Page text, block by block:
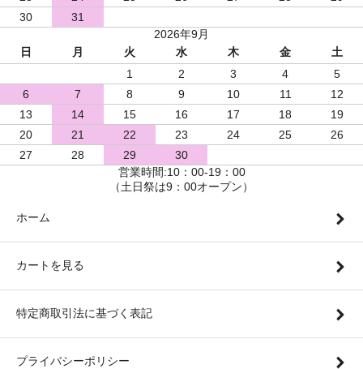
30
31
2026年9月
日
月 火 水 木 金
土
1
2 3 4
5
6
7 8 9 10 11
12
13
14 15 16 17 18
19
20
21 22 23 24 25
26
27
28 29
30
営業時間:10：00-19：00
（土日祭は9：00オープン）
ホーム
カートを見る
特定商取引法に基づく表記
プライバシーポリシー